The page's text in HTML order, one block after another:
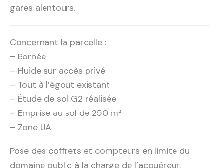
gares alentours.
Concernant la parcelle :
– Bornée
– Fluide sur accès privé
– Tout à l’égout existant
– Étude de sol G2 réalisée
– Emprise au sol de 250 m²
– Zone UA
Pose des coffrets et compteurs en limite du
domaine public à la charge de l’acquéreur.